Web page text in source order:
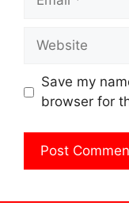
Website
Save my
browser for